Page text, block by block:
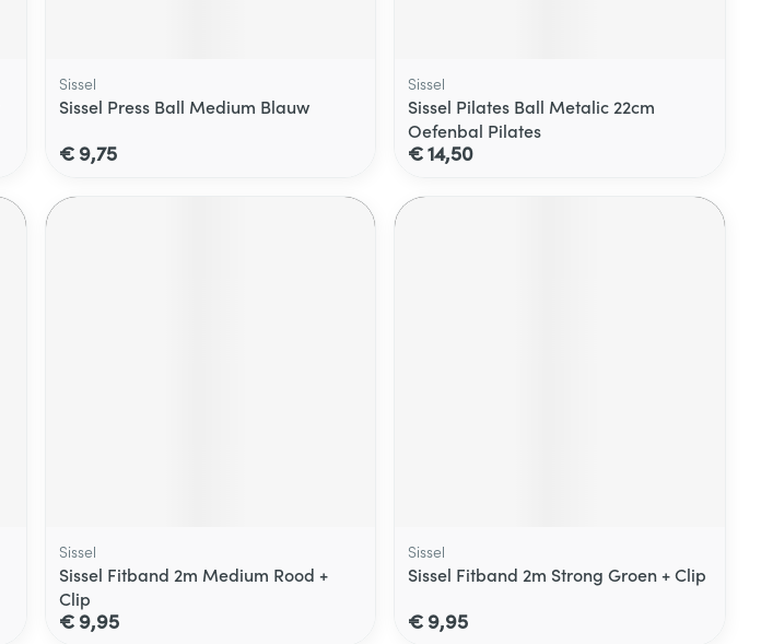
Sissel
Sissel Press Ball Medium Blauw
€ 9,75
Sissel
Sissel Pilates Ball Metalic 22cm
Oefenbal Pilates
€ 14,50
Sissel
Sissel Fitband 2m Medium Rood +
Clip
€ 9,95
Sissel
Sissel Fitband 2m Strong Groen + Clip
€ 9,95